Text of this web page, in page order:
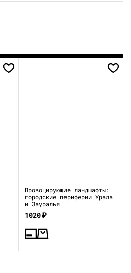
Провоцирующие ландшафты:
городские периферии Урала
и Зауралья
1020₽